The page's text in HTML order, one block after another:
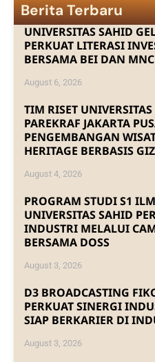
Berita Terbaru
UNIVERSITAS SAHID
PERKUAT LITERASI
BERSAMA BEI DAN
August 6, 2026
TIM RISET
PAREKRAF JAKARTA
PENGEMBANGAN
HERITAGE BERBASIS
August 4, 2026
PROGRAM STUDI S1
UNIVERSITAS SAHID
INDUSTRI MELALUI
BERSAMA DOSS
August 3, 2026
D3 BROADCASTING
PERKUAT SINERGI
SIAP BERKARIER DI
August 3, 2026